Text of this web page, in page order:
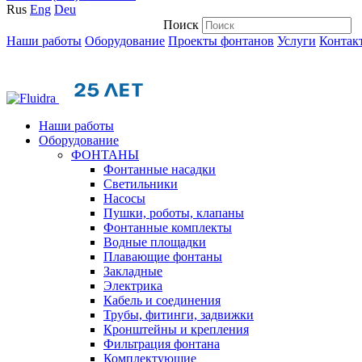
Rus Eng Deu
Поиск
Наши работы Оборудование Проекты фонтанов Услуги
Наши работы
Оборудование
ФОНТАНЫ
Фонтанные насадки
Cветильники
Насосы
Пушки, роботы, клапаны
Фонтанные комплекты
Водные площадки
Плавающие фонтаны
Закладные
Электрика
Кабель и соединения
Трубы, фитинги, задвижки
Кронштейны и крепления
Фильтрация фонтана
Комплектующие